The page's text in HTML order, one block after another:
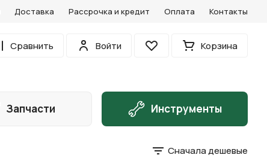
Доставка Рассрочка и кредит Оплата Контакты
Сравнить
Войти
Избранное Корзина
Запчасти Инструменты
Сначала дешевые